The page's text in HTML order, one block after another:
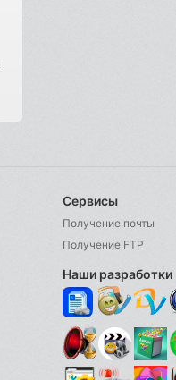
Сервисы
Получение почты
Получение FTP
Наши разработки